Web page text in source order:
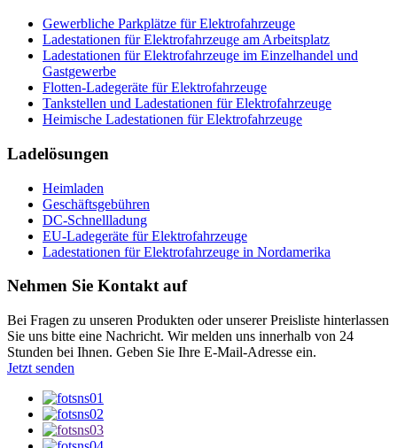
Gewerbliche Parkplätze für Elektrofahrzeuge
Ladestationen für Elektrofahrzeuge am Arbeitsplatz
Ladestationen für Elektrofahrzeuge im Einzelhandel und
Gastgewerbe
Flotten-Ladegeräte für Elektrofahrzeuge
Tankstellen und Ladestationen für Elektrofahrzeuge
Heimische Ladestationen für Elektrofahrzeuge
Ladelösungen
Heimladen
Geschäftsgebühren
DC-Schnellladung
EU-Ladegeräte für Elektrofahrzeuge
Ladestationen für Elektrofahrzeuge in Nordamerika
Nehmen Sie Kontakt auf
Bei Fragen zu unseren Produkten oder unserer Preisliste hinterlassen
Sie uns bitte eine Nachricht. Wir melden uns innerhalb von 24
Stunden bei Ihnen. Geben Sie Ihre E-Mail-Adresse ein.
Jetzt senden